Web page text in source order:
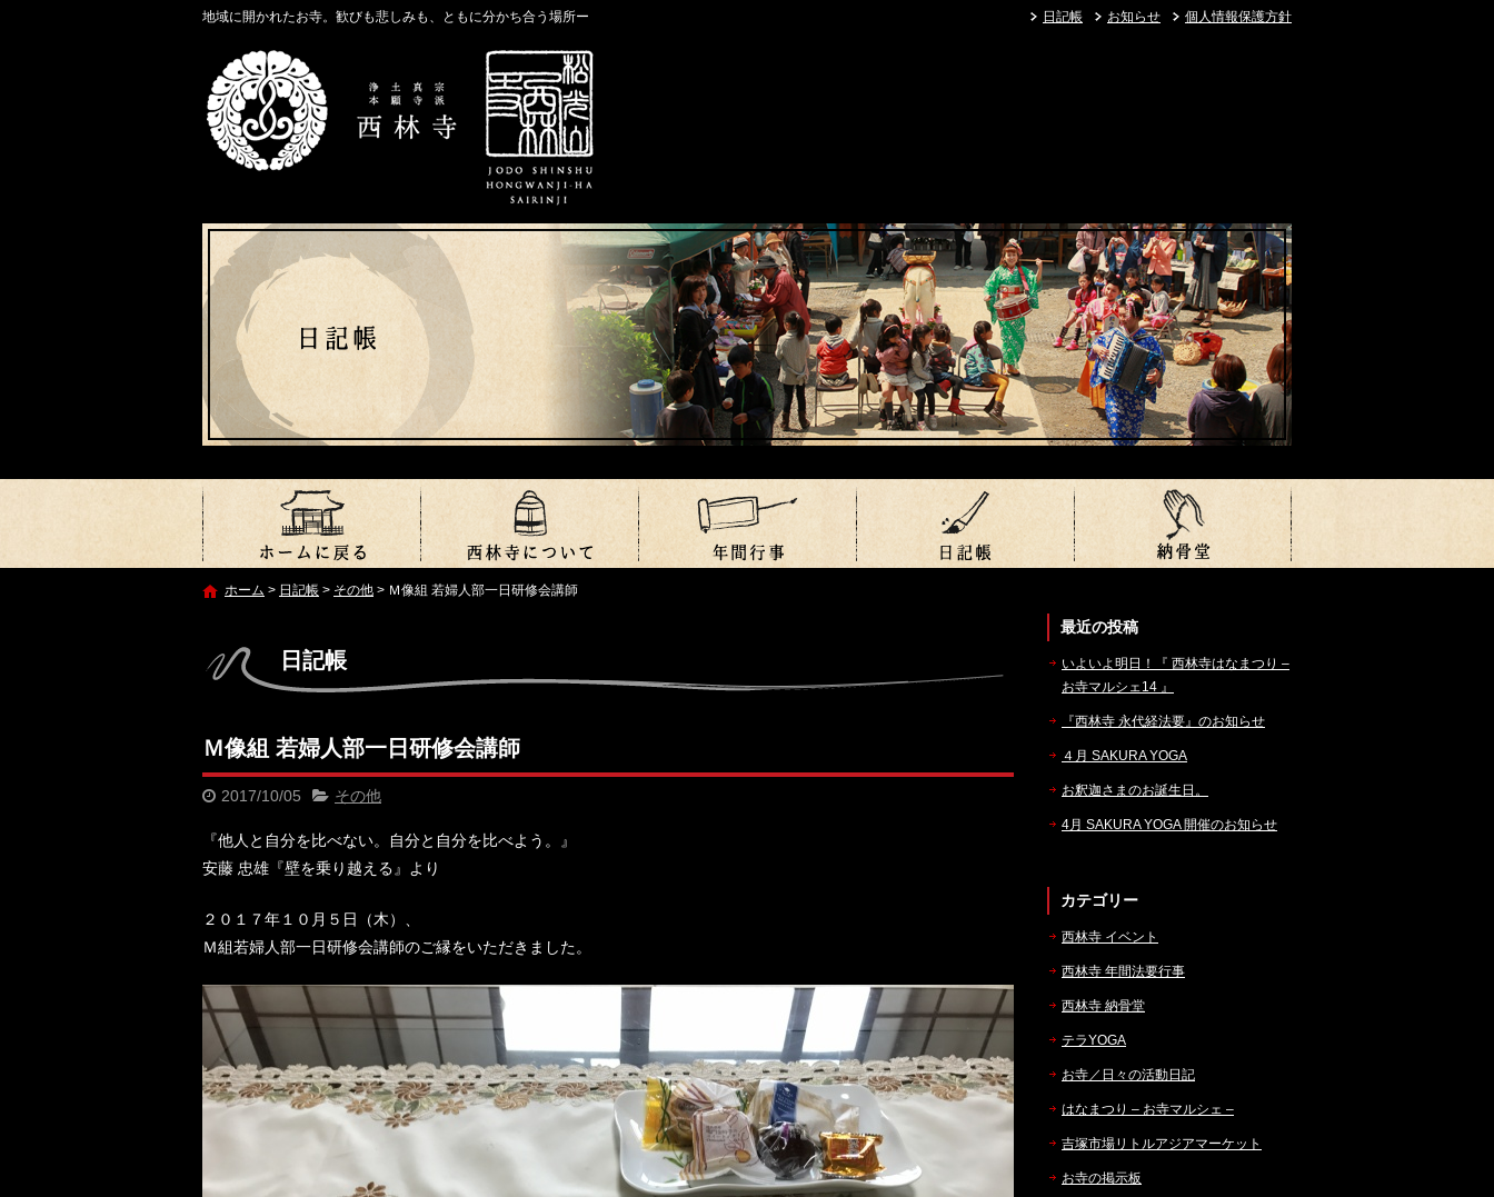
地域に開かれたお寺。歓びも悲しみも、ともに分かち合う場所ー 日記帳 お知らせ 個人情報保護方針
ホーム > 日記帳 > その他 > Ｍ像組 若婦人部一日研修会講師
日記帳
Ｍ像組 若婦人部一日研修会講師
2017/10/05 その他
『他人と自分を比べない。自分と自分を比べよう。』
安藤 忠雄『壁を乗り越える』より
２０１７年１０月５日（木）、
Ｍ組若婦人部一日研修会講師のご縁をいただきました。
最近の投稿
いよいよ明日！『 西林寺はなまつり –
お寺マルシェ14 』
『西林寺 永代経法要』のお知らせ
４月 SAKURA YOGA
お釈迦さまのお誕生日。
4月 SAKURA YOGA 開催のお知らせ
カテゴリー
西林寺 イベント
西林寺 年間法要行事
西林寺 納骨堂
テラYOGA
お寺／日々の活動日記
はなまつり – お寺マルシェ –
吉塚市場リトルアジアマーケット
お寺の掲示板